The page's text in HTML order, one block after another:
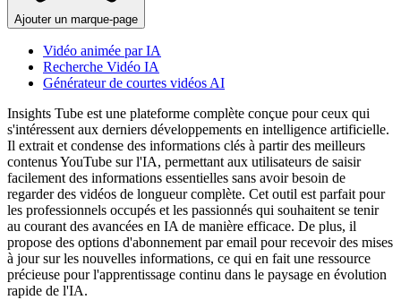
Ajouter un marque-page
Vidéo animée par IA
Recherche Vidéo IA
Générateur de courtes vidéos AI
Insights Tube est une plateforme complète conçue pour ceux qui
s'intéressent aux derniers développements en intelligence artificielle.
Il extrait et condense des informations clés à partir des meilleurs
contenus YouTube sur l'IA, permettant aux utilisateurs de saisir
facilement des informations essentielles sans avoir besoin de
regarder des vidéos de longueur complète. Cet outil est parfait pour
les professionnels occupés et les passionnés qui souhaitent se tenir
au courant des avancées en IA de manière efficace. De plus, il
propose des options d'abonnement par email pour recevoir des mises
à jour sur les nouvelles informations, ce qui en fait une ressource
précieuse pour l'apprentissage continu dans le paysage en évolution
rapide de l'IA.